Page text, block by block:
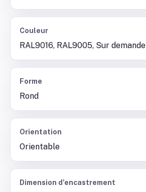
Couleur
RAL9016, RAL9005, Sur demande
Forme
Rond
Orientation
Orientable
Dimension d'encastrement